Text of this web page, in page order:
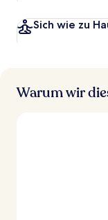
Sich wie zu
Warum wir